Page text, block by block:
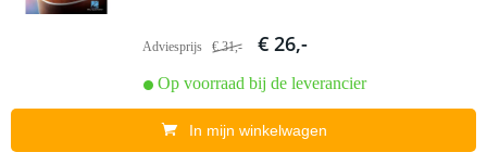
Adviesprijs € 31,- € 26,-
Op voorraad bij de leverancier
In mijn winkelwagen